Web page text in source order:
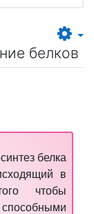
белков
белка
в
чтобы